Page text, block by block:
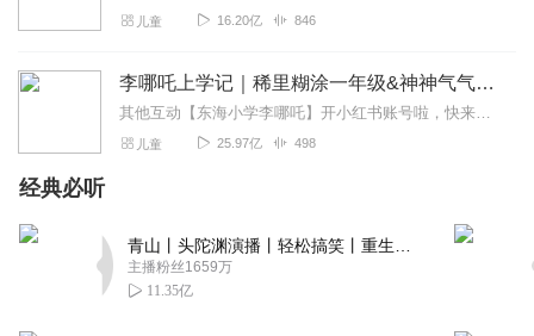
儿童 16.20亿 846
李哪吒上学记｜稀里糊涂一年级&神神气气二年级
其他互动【东海小学李哪吒】开小红书账号啦，快来关注和李哪吒成为好朋友！有机会免费领儿童会员、官方周边！【点击加入】东海小学广播站圈子，更多互动！李哪吒全新冒险番...
儿童 25.97亿 498
经典必听
主播粉丝1659万
11.35亿